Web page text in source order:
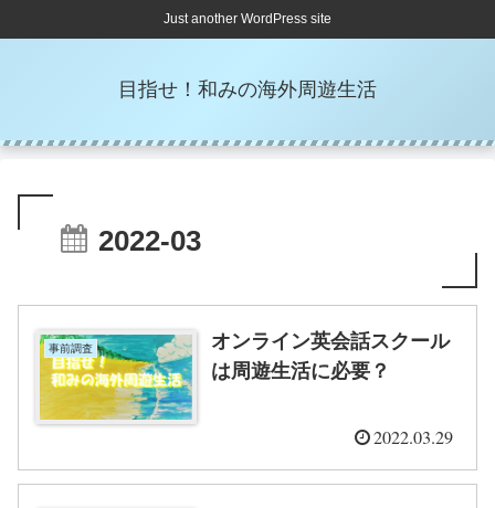
Just another WordPress site
目指せ！和みの海外周遊生活
2022-03
事前調査
オンライン英会話スクール
は周遊生活に必要？
2022.03.29